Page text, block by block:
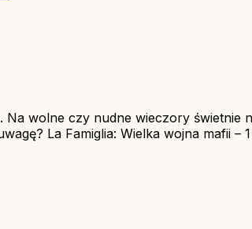
wolne czy nudne wieczory świetnie
La Famiglia: Wielka wojna mafii –